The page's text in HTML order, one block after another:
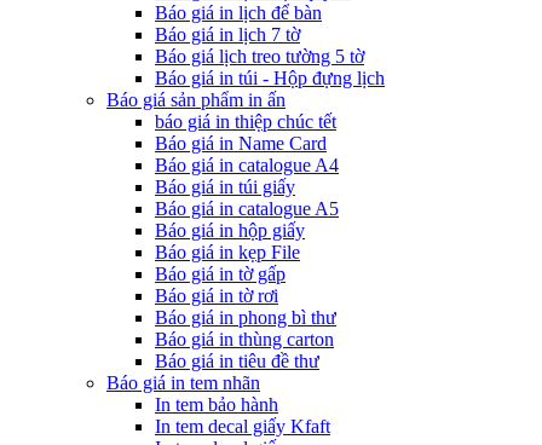
Báo giá in lịch để bàn
Báo giá in lịch 7 tờ
Báo giá lịch treo tường 5 tờ
Báo giá in túi - Hộp đựng lịch
Báo giá sản phẩm in ấn
báo giá in thiệp chúc tết
Báo giá in Name Card
Báo giá in catalogue A4
Báo giá in túi giấy
Báo giá in catalogue A5
Báo giá in hộp giấy
Báo giá in kẹp File
Báo giá in tờ gấp
Báo giá in tờ rơi
Báo giá in phong bì thư
Báo giá in thùng carton
Báo giá in tiêu đề thư
Báo giá in tem nhãn
In tem bảo hành
In tem decal giấy Kfaft